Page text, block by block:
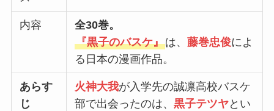
内容
全30巻。
『黒子のバスケ』は、藤巻忠俊によ
る日本の漫画作品。
あらす
じ
火神大我が入学先の誠凛高校バスケ
部で出会ったのは、黒子テツヤとい